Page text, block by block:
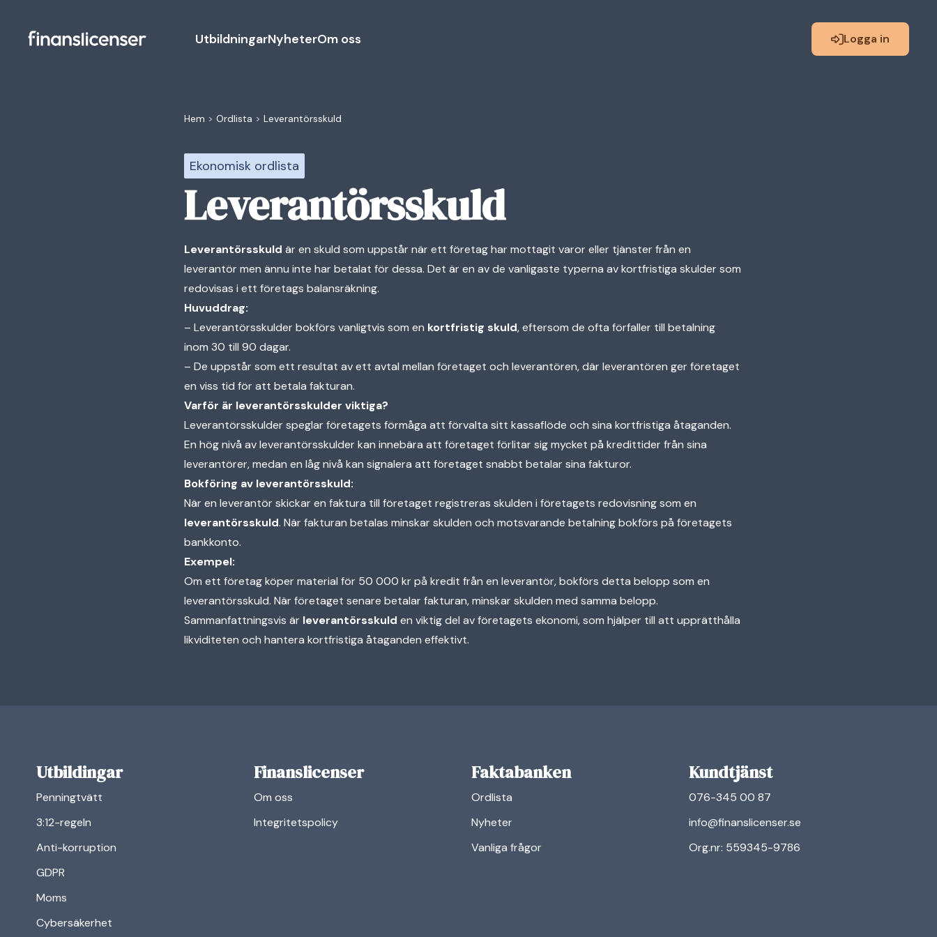
Logga in
UtbildningarNyheterOm oss
Hem > Ordlista > Leverantörsskuld
Ekonomisk ordlista
Leverantörsskuld
Leverantörsskuld är en skuld som uppstår när ett företag har mottagit varor eller tjänster från en
leverantör men ännu inte har betalat för dessa. Det är en av de vanligaste typerna av kortfristiga skulder som
redovisas i ett företags balansräkning.
Huvuddrag:
– Leverantörsskulder bokförs vanligtvis som en kortfristig skuld, eftersom de ofta förfaller till betalning
inom 30 till 90 dagar.
– De uppstår som ett resultat av ett avtal mellan företaget och leverantören, där leverantören ger företaget
en viss tid för att betala fakturan.
Varför är leverantörsskulder viktiga?
Leverantörsskulder speglar företagets förmåga att förvalta sitt kassaflöde och sina kortfristiga åtaganden.
En hög nivå av leverantörsskulder kan innebära att företaget förlitar sig mycket på kredittider från sina
leverantörer, medan en låg nivå kan signalera att företaget snabbt betalar sina fakturor.
Bokföring av leverantörsskuld:
När en leverantör skickar en faktura till företaget registreras skulden i företagets redovisning som en
leverantörsskuld. När fakturan betalas minskar skulden och motsvarande betalning bokförs på företagets
bankkonto.
Exempel:
Om ett företag köper material för 50 000 kr på kredit från en leverantör, bokförs detta belopp som en
leverantörsskuld. När företaget senare betalar fakturan, minskar skulden med samma belopp.
Sammanfattningsvis är leverantörsskuld en viktig del av företagets ekonomi, som hjälper till att upprätthålla
likviditeten och hantera kortfristiga åtaganden effektivt.
Utbildingar
Penningtvätt
3:12-regeln
Anti-korruption
GDPR
Moms
Cybersäkerhet
Finanslicenser
Om oss
Integritetspolicy
Faktabanken
Ordlista
Nyheter
Vanliga frågor
Kundtjänst
076-345 00 87
info@finanslicenser.se
Org.nr: 559345-9786